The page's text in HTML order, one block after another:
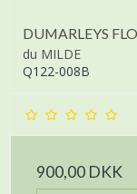
DUMARLEYS
du MILDE
Q122-008B
900,00 DKK